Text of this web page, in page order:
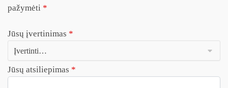
pažymėti *
Jūsų įvertinimas *
Jūsų atsiliepimas *